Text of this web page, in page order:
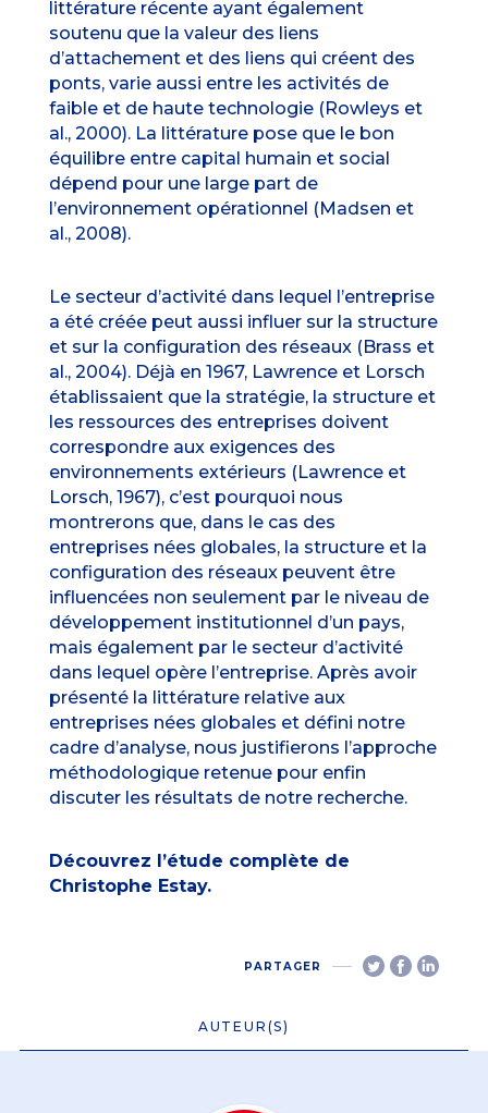
littérature récente ayant également
soutenu que la valeur des liens
d’attachement et des liens qui créent des
ponts, varie aussi entre les activités de
faible et de haute technologie (Rowleys et
al., 2000). La littérature pose que le bon
équilibre entre capital humain et social
dépend pour une large part de
l’environnement opérationnel (Madsen et
al., 2008).
Le secteur d’activité dans lequel l’entreprise
a été créée peut aussi influer sur la structure
et sur la configuration des réseaux (Brass et
al., 2004). Déjà en 1967, Lawrence et Lorsch
établissaient que la stratégie, la structure et
les ressources des entreprises doivent
correspondre aux exigences des
environnements extérieurs (Lawrence et
Lorsch, 1967), c’est pourquoi nous
montrerons que, dans le cas des
entreprises nées globales, la structure et la
configuration des réseaux peuvent être
influencées non seulement par le niveau de
développement institutionnel d’un pays,
mais également par le secteur d’activité
dans lequel opère l’entreprise. Après avoir
présenté la littérature relative aux
entreprises nées globales et défini notre
cadre d’analyse, nous justifierons l’approche
méthodologique retenue pour enfin
discuter les résultats de notre recherche.
Découvrez l’étude complète de
Christophe Estay.
PARTAGER
AUTEUR(S)